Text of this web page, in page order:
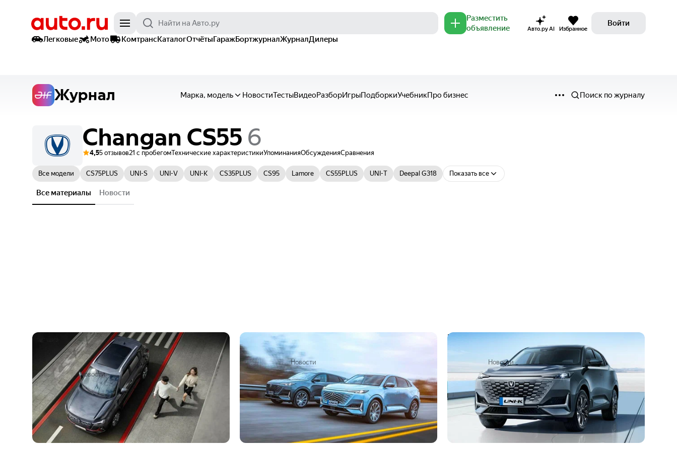
Разместить
объявление
Авто.ру AI Избранное
Войти
Легковые
Мото КомтрансКаталогОтчётыГаражБортжурналЖурналДилеры
Журнал Марка, модель НовостиТестыВидеоРазборИгрыПодборкиУчебникПро бизнес Поиск по журналу
Changan CS55
4,55 отзывов21 с пробегомТехнические характеристикиУпоминанияОбсужденияСравнения
Все модели CS75PLUS UNI-S UNI-V UNI-K CS35PLUS CS95 Lamore CS55PLUS UNI-T Deepal G318 Показать все
Все материалы Новости
Обновлённые кроссоверы Changan
CS35Plus и CS55Plus: известны цены для
России
6 октября 2022Новости
Changan поднял цены на свои автомобили
на 30–70 тысяч рублей
6 сентября 2022Новости
Кроссовер Changan Uni-K получит в
России полный привод
19 июля 2022 Новости